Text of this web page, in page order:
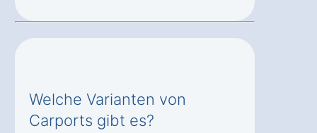
Welche Varianten von
Carports gibt es?